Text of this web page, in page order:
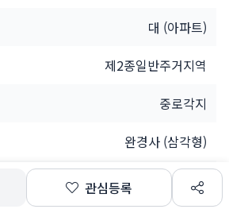
대 (아파트)
제2종일반주거지역
중로각지
완경사 (삼각형)
법인
공유인(62명)
관심등록